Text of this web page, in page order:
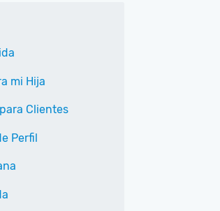
mi Hija
Clientes
Perfil